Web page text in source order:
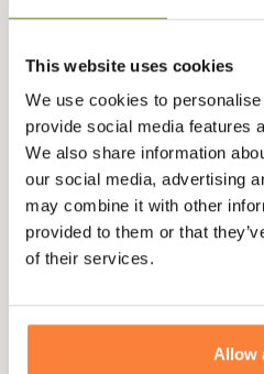
This website uses cookies
We use cookies to
provide social media features
We also share information
our social media, advertising
may combine it with other
provided to them or that
of their services.
Allow
genoux sont préformes pour
Il se décline en coloris vert
les environnements
HunTec Camo spécialement
montagneet que vous pourrez
de la gamme technique
Grâce au pantalon Airflow, qui
Alpha, et à sontissu extra-
plus d'avoir trop chaud lors de
Disponible aussi en version